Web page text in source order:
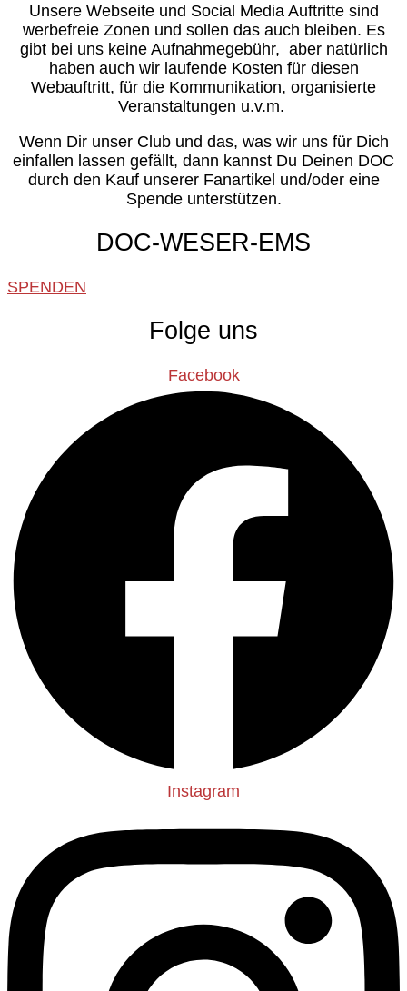
Unsere Webseite und Social Media Auftritte sind
werbefreie Zonen und sollen das auch bleiben. Es
gibt bei uns keine Aufnahmegebühr, aber natürlich
haben auch wir laufende Kosten für diesen
Webauftritt, für die Kommunikation, organisierte
Veranstaltungen u.v.m.
Wenn Dir unser Club und das, was wir uns für Dich
einfallen lassen gefällt, dann kannst Du Deinen DOC
durch den Kauf unserer Fanartikel und/oder eine
Spende unterstützen.
DOC-WESER-EMS
SPENDEN
Folge uns
Facebook
Instagram